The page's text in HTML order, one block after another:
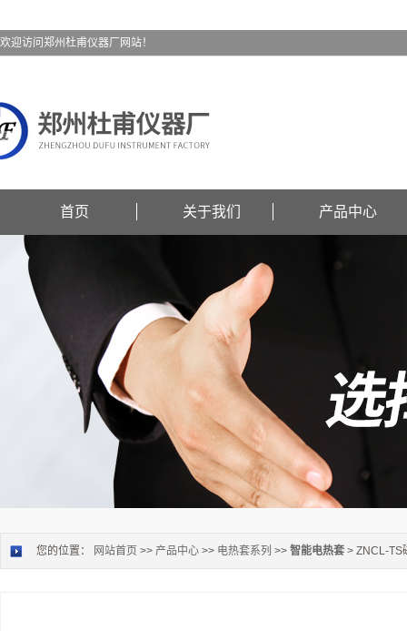
欢迎访问郑州杜甫仪器厂网站！
首页 关于我们 产品中心
您的位置： 网站首页 >> 产品中心 >> 电热套系列 >> 智能电热套 > ZNCL-TS